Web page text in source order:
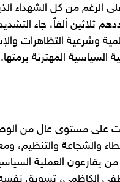
الرغم من كل الشهداء
ثلاثين ألفاً، جاء
وشرعية التظاهرات
السياسية المهترئة برمتها.
على مستوى عال من
والشجاعة والتنظيم،
يقارعون العملية